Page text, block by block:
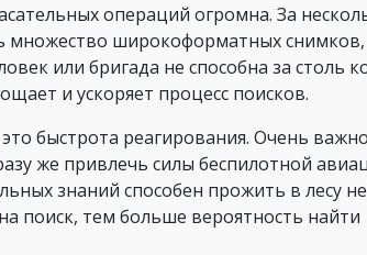
операций огромна. За
множество широкоформатных снимков,
или бригада не способна за столь
и ускоряет процесс поисков.
быстрота реагирования. Очень
же привлечь силы беспилотной
знаний способен прожить в лесу
поиск, тем больше вероятность найти